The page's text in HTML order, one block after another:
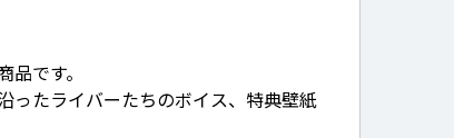
品です。
ったライバーたちのボイス、特典壁紙